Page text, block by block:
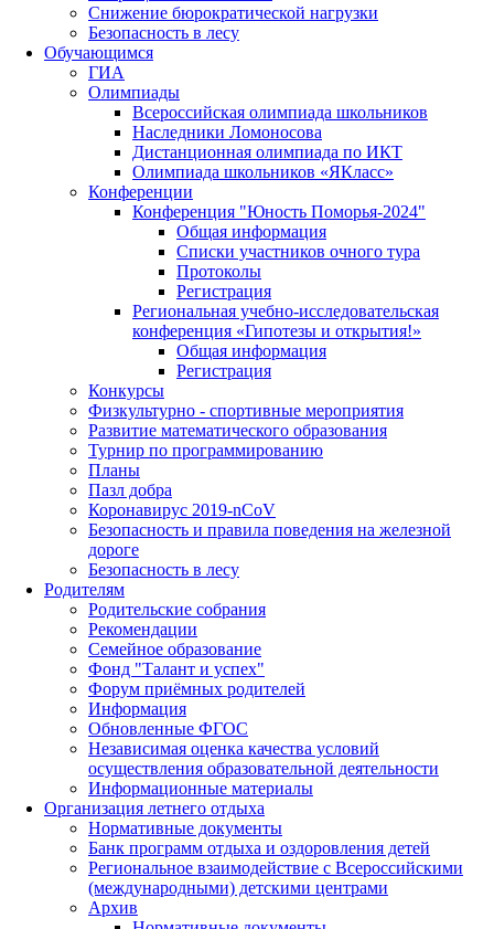
Снижение бюрократической нагрузки
Безопасность в лесу
Обучающимся
ГИА
Олимпиады
Всероссийская олимпиада школьников
Наследники Ломоносова
Дистанционная олимпиада по ИКТ
Олимпиада школьников «ЯКласс»
Конференции
Конференция "Юность Поморья-2024"
Общая информация
Списки участников очного тура
Протоколы
Регистрация
Региональная учебно-исследовательская
конференция «Гипотезы и открытия!»
Общая информация
Регистрация
Конкурсы
Физкультурно - спортивные мероприятия
Развитие математического образования
Турнир по программированию
Планы
Пазл добра
Коронавирус 2019-nCoV
Безопасность и правила поведения на железной
дороге
Безопасность в лесу
Родителям
Родительские собрания
Рекомендации
Семейное образование
Фонд "Талант и успех"
Форум приёмных родителей
Информация
Обновленные ФГОС
Независимая оценка качества условий
осуществления образовательной деятельности
Информационные материалы
Организация летнего отдыха
Нормативные документы
Банк программ отдыха и оздоровления детей
Региональное взаимодействие с Всероссийскими
(международными) детскими центрами
Архив